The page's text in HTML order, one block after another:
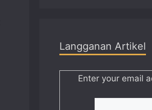
Langganan Artikel
Enter your email